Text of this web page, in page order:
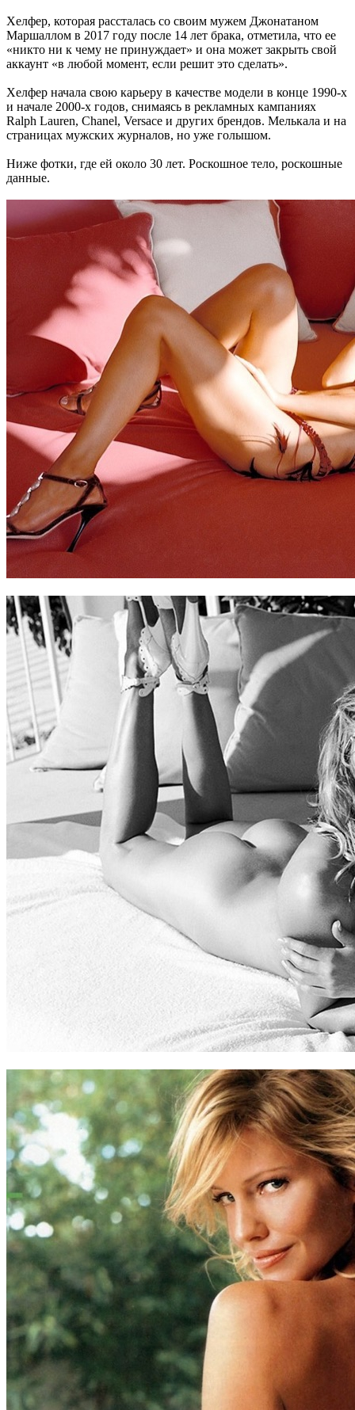
Хелфер, которая рассталась со своим мужем Джонатаном
Маршаллом в 2017 году после 14 лет брака, отметила, что ее
«никто ни к чему не принуждает» и она может закрыть свой
аккаунт «в любой момент, если решит это сделать».
Хелфер начала свою карьеру в качестве модели в конце 1990-х
и начале 2000-х годов, снимаясь в рекламных кампаниях
Ralph Lauren, Chanel, Versace и других брендов. Мелькала и на
страницах мужских журналов, но уже голышом.
Ниже фотки, где ей около 30 лет. Роскошное тело, роскошные
данные.